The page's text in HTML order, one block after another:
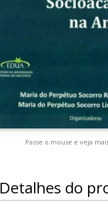
Passe o mouse e veja
Detalhes do